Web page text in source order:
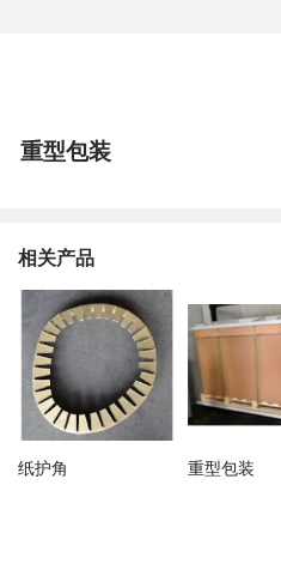
重型包装
相关产品
纸护角 重型包装